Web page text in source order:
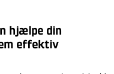
hjælpe din
effektiv